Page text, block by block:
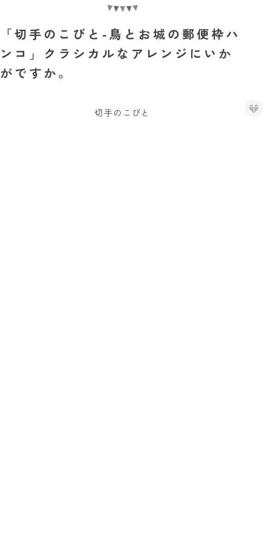
「切手のこびと-鳥とお城の郵便枠ハ
ンコ」クラシカルなアレンジにいか
がですか。
切手のこびと